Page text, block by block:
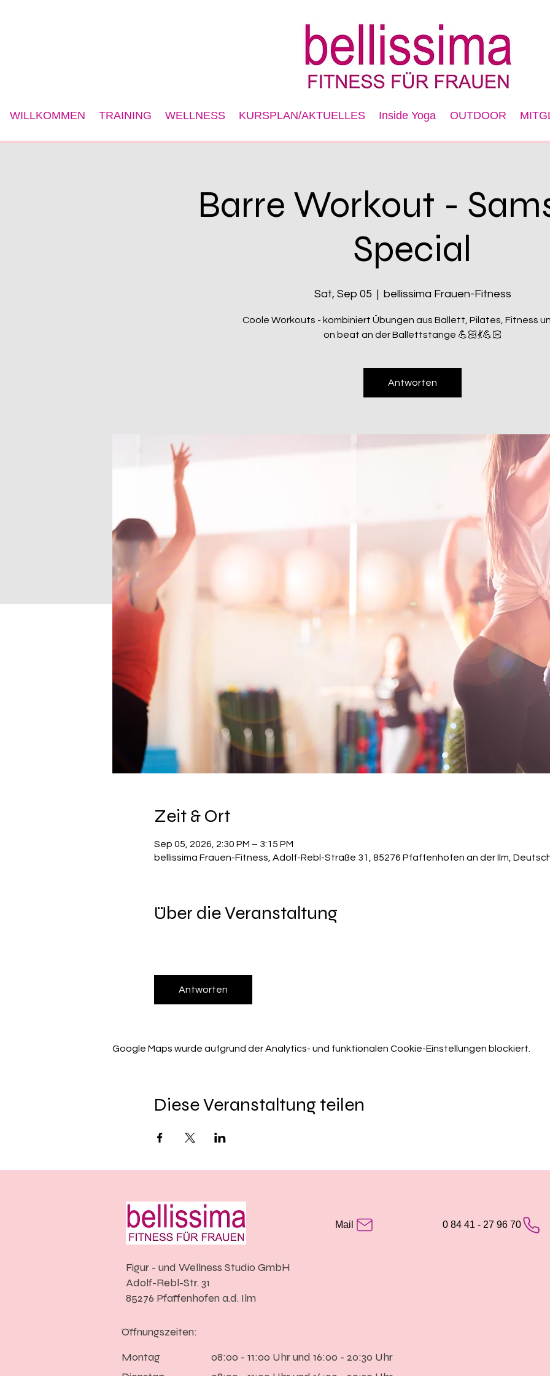
WILLKOMMEN TRAINING WELLNESS KURSPLAN/AKTUELLES Inside Yoga OUTDOOR
Barre Workout -
Special
Sat, Sep 05
  |
bellissima Frauen-Fitness
Coole Workouts - kombiniert Übungen aus Ballett, Pilates, Fitness
on beat an der Ballettstange 💪🏻💃💪🏻
Antworten
Zeit & Ort
Sep 05, 2026, 2:30 PM – 3:15 PM
bellissima Frauen-Fitness, Adolf-Rebl-Straße 31, 85276 Pfaffenhofen an der Ilm,
Über die Veranstaltung
Antworten
Google Maps wurde aufgrund der Analytics- und funktionalen Cookie-Einstellungen blockiert.
Diese Veranstaltung teilen
Mail 0 84 41 - 27 96 70
Figur - und Wellness Studio GmbH
Adolf-Rebl-Str. 31
85276 Pfaffenhofen a.d. Ilm
Öffnungszeiten:
Montag
08:00 - 11:00 Uhr und 16:00 - 20:30 Uhr